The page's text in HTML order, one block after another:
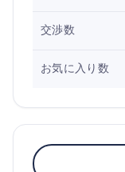
交渉数
お気に入り数